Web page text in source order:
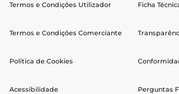
Termos e Condições Utilizador
Termos e Condições Comerciante
Política de Cookies
Acessibilidade
Ficha
Perguntas